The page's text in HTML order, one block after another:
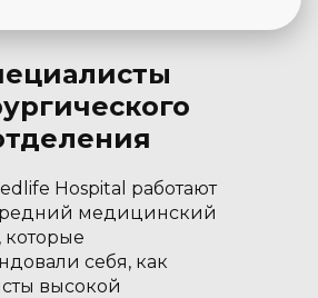
Hospital работают
медицинский
которые
себя, как
высокой